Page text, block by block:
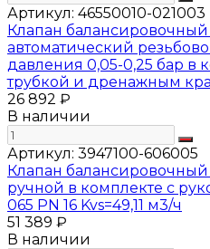
Артикул: 46550010-021003
Клапан
автоматический
давления 0,05-0,25 бар в
трубкой и дренажным
26 892 ₽
В наличии
Артикул: 3947100-606005
Клапан
ручной в комплекте с
065 PN 16 Kvs=49,11 м3/ч
51 389 ₽
В наличии